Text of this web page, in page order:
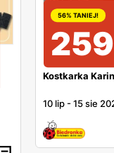
56% TANIEJ!
259
Kostkarka
10 lip -15 sie